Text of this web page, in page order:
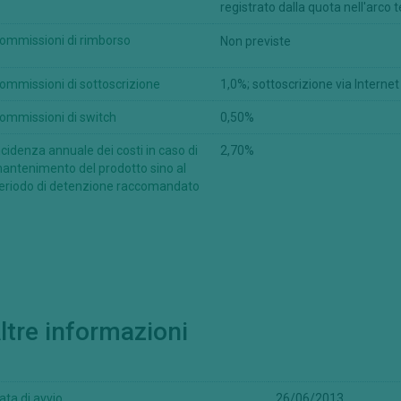
registrato dalla quota nell'arco
di rimborso Non previste
di sottoscrizione 1,0%; sottoscrizione via Internet
di switch 0,50%
annuale dei costi in caso di
del prodotto sino al
di detenzione raccomandato
2,70%
informazioni
rivenduti o consegnati direttamente o indirettamente negli Stati
diffuse o comunque distribuite in Canada, Australia, in
ai prodotti finanziari ai quali le Informazioni afferiscono, non siano
sito non è autorizzata in tutti i paesi, e non tutti i comparti, classi di
in tutte le giurisdizioni.
le avvertenze sopraindicate, siete autorizzati a prendere